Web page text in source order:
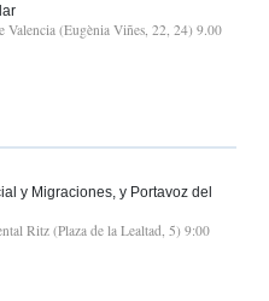
Valencia (Eugènia Viñes, 22, 24) 9.00
y Migraciones, y Portavoz del
Ritz (Plaza de la Lealtad, 5) 9:00